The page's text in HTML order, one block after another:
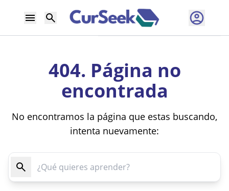
404. Página no
encontrada
No encontramos la página que estas buscando,
intenta nuevamente: